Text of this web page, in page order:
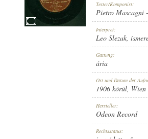
1906 KÖRÜL
ODEON RECORD
Texter/Komponist:
Pietro Mascagni -
Interpret:
Leo Slezak,
Gattung:
ária
Ort und Datum der
1906 körül, Wien
Hersteller:
Odeon Record
Rechtsstatus: